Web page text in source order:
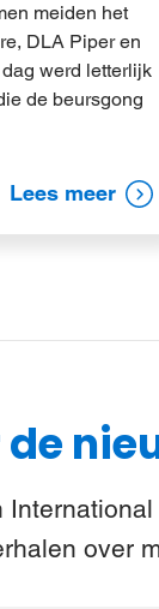
meiden het
DLA Piper en
werd letterlijk
de beursgong
Lees meer
over